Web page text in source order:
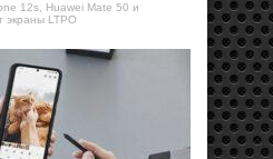
12s, Huawei Mate 50 и
экраны LTPO